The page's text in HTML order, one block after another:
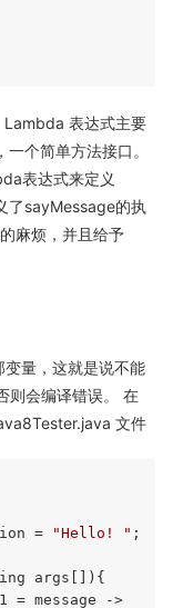
表达式主要
个简单方法接口。
表达式来定义
了sayMessage的执
麻烦，并且给予
量，这就是说不能
则会编译错误。 在
文件
= "Hello! " ;
args[]) {
= message ->